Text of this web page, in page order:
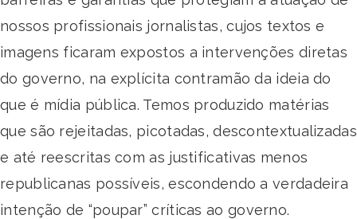
nossos profissionais jornalistas, cujos textos e
imagens ficaram expostos a intervenções diretas
do governo, na explícita contramão da ideia do
que é mídia pública. Temos produzido matérias
que são rejeitadas, picotadas, descontextualizadas
e até reescritas com as justificativas menos
republicanas possíveis, escondendo a verdadeira
intenção de “poupar” críticas ao governo.